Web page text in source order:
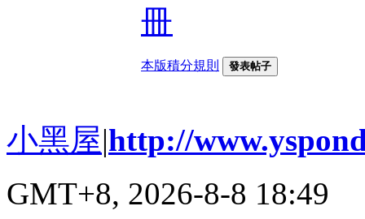
冊
本版積分規則 發表帖子
小黑屋|http://
GMT+8, 2026-8-8 18:49